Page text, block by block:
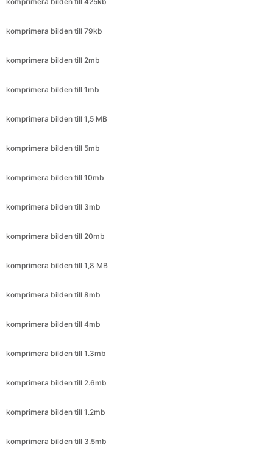
komprimera bilden till 2mb
komprimera bilden till 1mb
komprimera bilden till 1,5 MB
komprimera bilden till 5mb
komprimera bilden till 10mb
komprimera bilden till 3mb
komprimera bilden till 20mb
komprimera bilden till 1,8 MB
komprimera bilden till 8mb
komprimera bilden till 4mb
komprimera bilden till 1.3mb
komprimera bilden till 2.6mb
komprimera bilden till 1.2mb
komprimera bilden till 3.5mb
komprimera bilden till 6mb
Komprimera bilden till 2kb